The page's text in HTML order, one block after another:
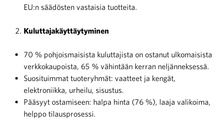
EU:n säädösten vastaisia tuotteita.
Kuluttajakäyttäytyminen
70 % pohjoismaisista kuluttajista on ostanut ulkomaisista
verkkokaupoista, 65 % vähintään kerran neljänneksessä.
Suosituimmat tuoteryhmät: vaatteet ja kengät,
elektroniikka, urheilu, sisustus.
Pääsyyt ostamiseen: halpa hinta (76 %), laaja valikoima,
helppo tilausprosessi.